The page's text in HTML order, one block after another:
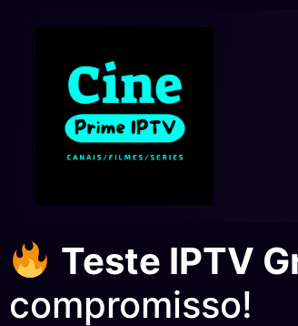
Teste IPTV
compromisso!